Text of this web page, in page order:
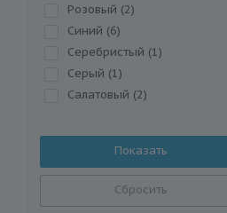
Розовый (2)
Синий (6)
Серебристый (1)
Серый (1)
Салатовый (2)
Чёрный (5)
Чёрно-серый (2 )
Разноцветный (5)
Сбросить